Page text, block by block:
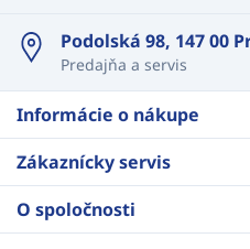
Podolská 98, 147 00
Predajňa a servis
Informácie o nákupe
Zákaznícky servis
O spoločnosti